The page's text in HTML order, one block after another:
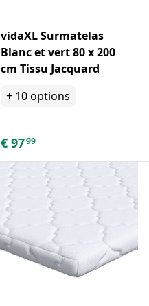
vidaXL Surmatelas
Blanc et vert 80 x 200
cm Tissu Jacquard
+ 10options
€ 9799